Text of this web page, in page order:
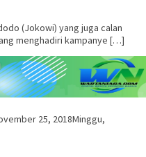
(Jokowi) yang juga calan
menghadiri kampanye […]
25, 2018Minggu,